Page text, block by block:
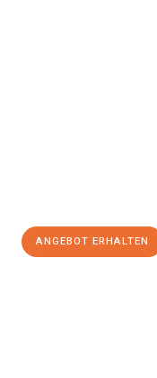
ANGEBOT ERHALTEN